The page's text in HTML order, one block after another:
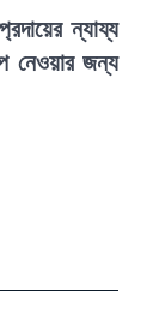
ন্যায্য
নেওয়ার জন্য